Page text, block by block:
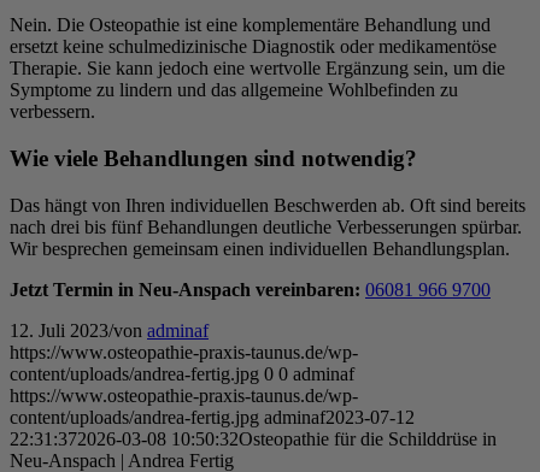
Nein. Die Osteopathie ist eine komplementäre Behandlung und
ersetzt keine schulmedizinische Diagnostik oder medikamentöse
Therapie. Sie kann jedoch eine wertvolle Ergänzung sein, um die
Symptome zu lindern und das allgemeine Wohlbefinden zu
verbessern.
Wie viele Behandlungen sind notwendig?
Das hängt von Ihren individuellen Beschwerden ab. Oft sind bereits
nach drei bis fünf Behandlungen deutliche Verbesserungen spürbar.
Wir besprechen gemeinsam einen individuellen Behandlungsplan.
Jetzt Termin in Neu-Anspach vereinbaren: 06081 966 9700
12. Juli 2023/von adminaf
https://www.osteopathie-praxis-taunus.de/wp-
content/uploads/andrea-fertig.jpg 0 0 adminaf
https://www.osteopathie-praxis-taunus.de/wp-
content/uploads/andrea-fertig.jpg adminaf2023-07-12
22:31:372026-03-08 10:50:32Osteopathie für die Schilddrüse in
Neu-Anspach | Andrea Fertig